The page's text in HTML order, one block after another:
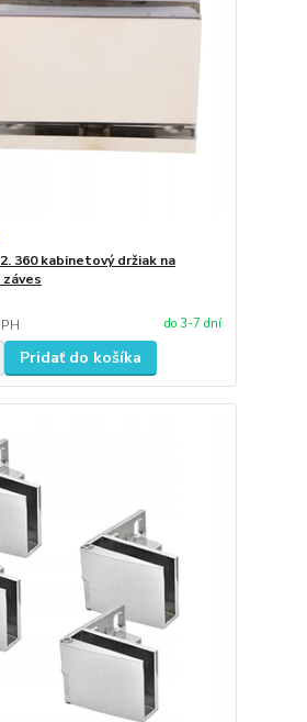
360 kabinetový držiak na
do 3-7 dní
Pridať do košíka